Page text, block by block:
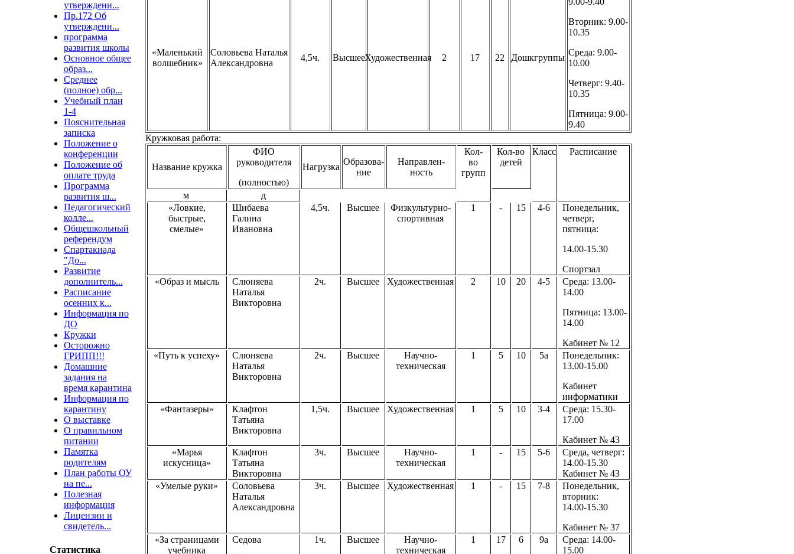
утверждени...
Пр.172 Об
утверждени...
программа
развития школы
Основное общее
образ...
Среднее
(полное) обр...
Учебный план
1-4
Пояснительная
записка
Положение о
конференции
Положение об
оплате труда
Программа
развития ш...
Педагогический
колле...
Общешкольный
референдум
Спартакиада
"До...
Развитие
дополнитель...
Расписание
осенних к...
Информация по
ДО
Кружки
Осторожно
ГРИПП!!!
Домашние
задания на
время карантина
Информация по
карантину
О выставке
О правильном
питании
Памятка
родителям
План работы ОУ
на пе...
Полезная
информация
Лицензии и
свидетель...
Статистика
«Маленький
волшебник»
Соловьева Наталья
Александровна
4,5ч. ВысшееХудожественная 2 17 22 Дошкгруппы
Вторник: 9.00-
10.35
Среда: 9.00-
10.00
Четверг: 9.40-
10.35
Пятница: 9.00-
9.40
Кружковая работа:
Название кружка
ФИО
руководителя
(полностью)
Нагрузка
Образова-
ние
Направлен-
ность
Кол-
во
групп
Кол-во
детей
Класс Расписание
м
д
«Ловкие,
быстрые,
смелые»
Шибаева
Галина
Ивановна
4,5ч. Высшее
Физкультурно-
спортивная
1 - 15 4-6
Понедельник,
четверг,
пятница:
14.00-15.30
Спортзал
«Образ и мысль
Слюняева
Наталья
Викторовна
2ч. Высшее Художественная 2 10 20 4-5
Среда: 13.00-
14.00
Пятница: 13.00-
14.00
Кабинет № 12
«Путь к успеху»
Слюняева
Наталья
Викторовна
2ч. Высшее
Научно-
техническая
1 5 10 5а
Понедельник:
13.00-15.00
Кабинет
информатики
«Фантазеры»
Клафтон
Татьяна
Викторовна
1,5ч. Высшее Художественная 1 5 10 3-4
Среда: 15.30-
17.00
Кабинет № 43
«Марья
искусница»
Клафтон
Татьяна
Викторовна
3ч. Высшее
Научно-
техническая
1 - 15 5-6
Среда, четверг:
14.00-15.30
Кабинет № 43
«Умелые руки»
Соловьева
Наталья
Александровна
3ч. Высшее Художественная 1 - 15 7-8
Понедельник,
вторник:
14.00-15.30
Кабинет № 37
«За страницами
учебника
Седова
1ч. Высшее
Научно-
техническая
1 17 6 9а
Среда: 14.00-
15.00